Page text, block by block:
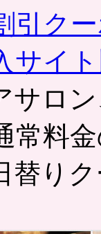
引ク
サイ
サロ
常料
替り